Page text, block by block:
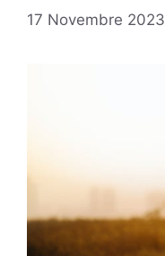
17 Novembre 2023